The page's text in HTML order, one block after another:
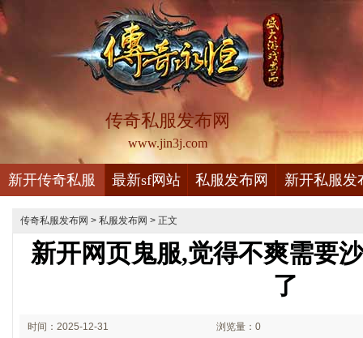
传奇私服发布网
www.jin3j.com
新开传奇私服 最新sf网站 私服发布网 新开私服发
传奇私服发布网 > 私服发布网 > 正文
新开网页鬼服,觉得不爽需要
了
时间：2025-12-31 浏览量：0